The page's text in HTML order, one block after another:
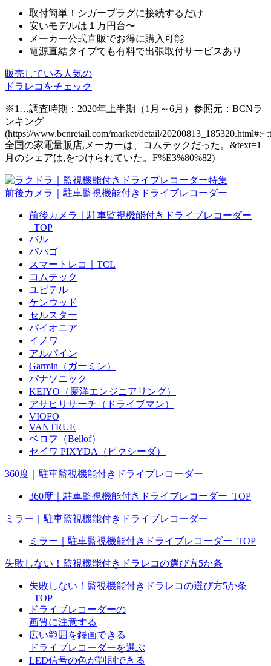
取付簡単！シガープラグに接続するだけ
安いモデルは１万円台〜
メーカー公式直販でお得に購入可能
電源直結タイプでも有料で出張取付サービスあり
販売している⼈気の
ドラレコをチェック
※1…調査時期：2020年上半期（1月～6月）参照元：BCNラ
ンキング
(https://www.bcnretail.com/market/detail/
全国の家電量販店,メーカーは、コムテックだった。&text=1
月のシェアは,をつけられていた。F%E3%80%82)
前後カメラ｜駐車監視機能付きドライブレコーダー
前後カメラ｜駐車監視機能付きドライブレコーダー
_TOP
バル
パパゴ
スマートレコ｜TCL
コムテック
ユピテル
ケンウッド
セルスター
パイオニア
イノワ
アルパイン
Garmin（ガーミン）
パナソニック
KEIYO（慶洋エンジニアリング）
アサヒリサーチ（ドライブマン）
VIOFO
VANTRUE
ベロフ（Bellof）
セイワ PIXYDA（ピクシーダ）
360度｜駐車監視機能付きドライブレコーダー
360度｜駐車監視機能付きドライブレコーダー_TOP
ミラー｜駐車監視機能付きドライブレコーダー
ミラー｜駐車監視機能付きドライブレコーダー_TOP
失敗しない！監視機能付きドラレコの選び方5か条
失敗しない！監視機能付きドラレコの選び方5か条
_TOP
ドライブレコーダーの
画質に注意する
広い範囲を録画できる
ドライブレコーダーを選ぶ
LED信号の色が判別できる